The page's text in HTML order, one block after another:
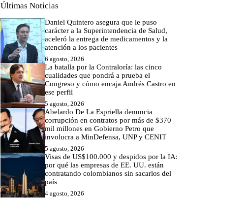
Últimas Noticias
Daniel Quintero asegura que le puso
carácter a la Superintendencia de Salud,
aceleró la entrega de medicamentos y la
atención a los pacientes
6 agosto, 2026
La batalla por la Contraloría: las cinco
cualidades que pondrá a prueba el
Congreso y cómo encaja Andrés Castro en
ese perfil
5 agosto, 2026
Abelardo De La Espriella denuncia
corrupción en contratos por más de $370
mil millones en Gobierno Petro que
involucra a MinDefensa, UNP y CENIT
5 agosto, 2026
Visas de US$100.000 y despidos por la IA:
por qué las empresas de EE. UU. están
contratando colombianos sin sacarlos del
país
4 agosto, 2026